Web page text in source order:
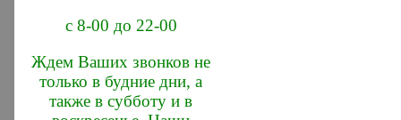
с 8-00 до 22-00
Ждем Ваших звонков не
только в будние дни, а
также в субботу и в